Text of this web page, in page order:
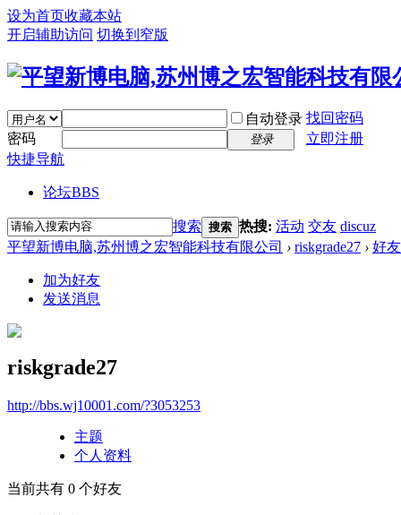
设为首页收藏本站
开启辅助访问 切换到窄版
自动登录 找回密码
密码
登录
立即注册
快捷导航
论坛BBS
搜索 搜索 热搜: 活动 交友 discuz
平望新博电脑,苏州博之宏智能科技有限公司 › riskgrade27 › 好友
加为好友
发送消息
riskgrade27
http://bbs.wj10001.com/?3053253
主题
个人资料
当前共有 0 个好友